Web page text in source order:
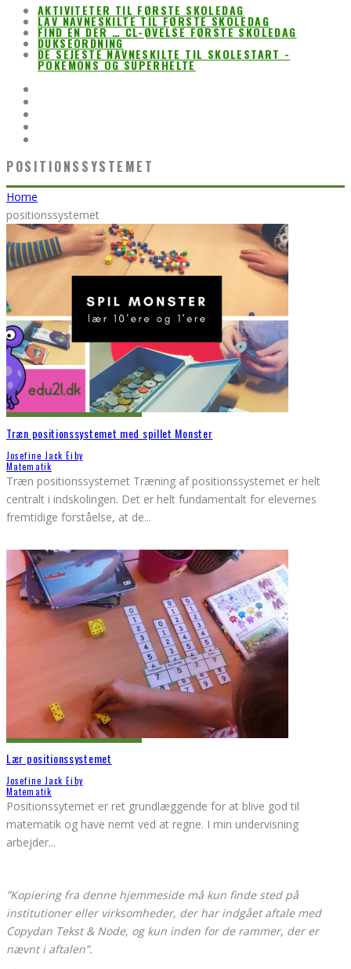
AKTIVITETER TIL FØRSTE SKOLEDAG
LAV NAVNESKILTE TIL FØRSTE SKOLEDAG
FIND EN DER … CL-ØVELSE FØRSTE SKOLEDAG
DUKSEORDNING
DE SEJESTE NAVNESKILTE TIL SKOLESTART -
POKEMONS OG SUPERHELTE
POSITIONSSYSTEMET
Home
positionssystemet
Træn positionssystemet med spillet Monster
Josefine Jack Eiby
Matematik
Træn positionssystemet Træning af positionssystemet er helt
centralt i indskolingen. Det er helt fundamentalt for elevernes
fremtidige forståelse, at de...
Lær positionssystemet
Josefine Jack Eiby
Matematik
Positionssytemet er ret grundlæggende for at blive god til
matematik og have nemt ved at regne. I min undervisning
arbejder...
”Kopiering fra denne hjemmeside må kun finde sted på
institutioner eller virksomheder, der har indgået aftale med
Copydan Tekst & Node, og kun inden for de rammer, der er
nævnt i aftalen”.